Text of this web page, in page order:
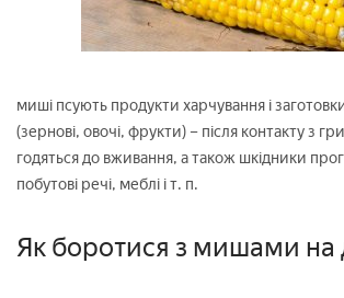
миші псують продукти харчування і
(зернові, овочі, фрукти) – після контакту з
годяться до вживання, а також шкідники
побутові речі, меблі і т. п.
Як боротися з мишами на